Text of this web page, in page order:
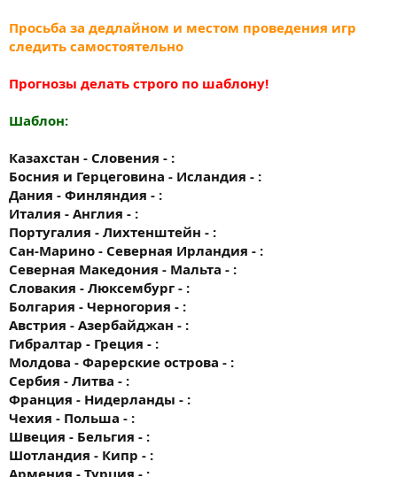
Просьба за дедлайном и местом проведения игр
следить самостоятельно
Прогнозы делать строго по шаблону!
Шаблон:
Казахстан - Словения - :
Босния и Герцеговина - Исландия - :
Дания - Финляндия - :
Италия - Англия - :
Португалия - Лихтенштейн - :
Сан-Марино - Северная Ирландия - :
Северная Македония - Мальта - :
Словакия - Люксембург - :
Болгария - Черногория - :
Австрия - Азербайджан - :
Гибралтар - Греция - :
Молдова - Фарерские острова - :
Сербия - Литва - :
Франция - Нидерланды - :
Чехия - Польша - :
Швеция - Бельгия - :
Шотландия - Кипр - :
Армения - Турция - :